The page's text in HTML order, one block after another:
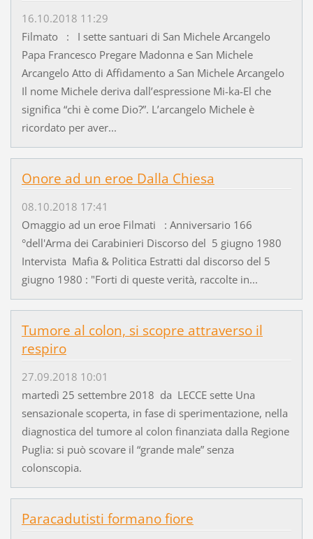
16.10.2018 11:29
Filmato : I sette santuari di San Michele Arcangelo
Papa Francesco Pregare Madonna e San Michele
Arcangelo Atto di Affidamento a San Michele Arcangelo
Il nome Michele deriva dall’espressione Mi-ka-El che
significa “chi è come Dio?”. L’arcangelo Michele è
ricordato per aver...
Onore ad un eroe Dalla Chiesa
08.10.2018 17:41
Omaggio ad un eroe Filmati : Anniversario 166
°dell'Arma dei Carabinieri Discorso del 5 giugno 1980
Intervista Mafia & Politica Estratti dal discorso del 5
giugno 1980 : "Forti di queste verità, raccolte in...
Tumore al colon, si scopre attraverso il
respiro
27.09.2018 10:01
martedì 25 settembre 2018 da LECCE sette Una
sensazionale scoperta, in fase di sperimentazione, nella
diagnostica del tumore al colon finanziata dalla Regione
Puglia: si può scovare il “grande male” senza
colonscopia.
Paracadutisti formano fiore